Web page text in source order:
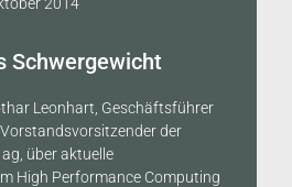
Schwergewicht
Leonhart, Geschäftsführer
der
über aktuelle
High Performance Computing